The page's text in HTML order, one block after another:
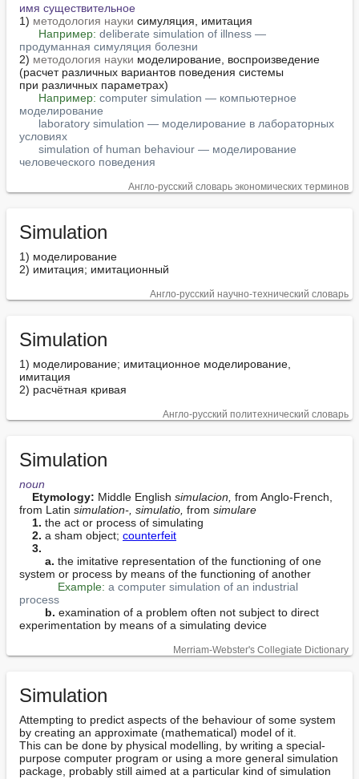
имя существительное
1) методология науки симуляция, имитация
Например: deliberate simulation of illness —
продуманная симуляция болезни
2) методология науки моделирование, воспроизведение
(расчет различных вариантов поведения системы
при различных параметрах)
Например: computer simulation — компьютерное
моделирование
laboratory simulation — моделирование в лабораторных
условиях
simulation of human behaviour — моделирование
человеческого поведения
Англо-русский словарь экономических терминов
Simulation
1) моделирование
2) имитация; имитационный
Англо-русский научно-технический словарь
Simulation
1) моделирование; имитационное моделирование,
имитация
2) расчётная кривая
Англо-русский политехнический словарь
Simulation
noun
Etymology: Middle English simulacion, from Anglo-French,
from Latin simulation-, simulatio, from simulare
1. the act or process of simulating
2. a sham object; counterfeit
3.
a. the imitative representation of the functioning of one
system or process by means of the functioning of another
Example: a computer simulation of an industrial
process
b. examination of a problem often not subject to direct
experimentation by means of a simulating device
Merriam-Webster's Collegiate Dictionary
Simulation
Attempting to predict aspects of the behaviour of some system
by creating an approximate (mathematical) model of it.
This can be done by physical modelling, by writing a special-
purpose computer program or using a more general simulation
package, probably still aimed at a particular kind of simulation